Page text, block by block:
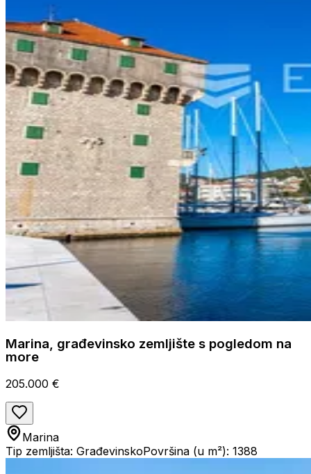
Marina, građevinsko zemljište s pogledom na
more
205.000 €
Marina
Tip zemljišta: GrađevinskoPovršina (u m²): 1388